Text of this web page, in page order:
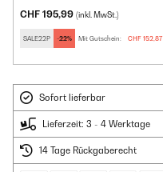
CHF 195,99 (inkl. MwSt.)
SALE22P -22% Mit Gutschein: CHF 152,87
Sofort lieferbar
Lieferzeit: 3 - 4 Werktage
14 Tage Rückgaberecht